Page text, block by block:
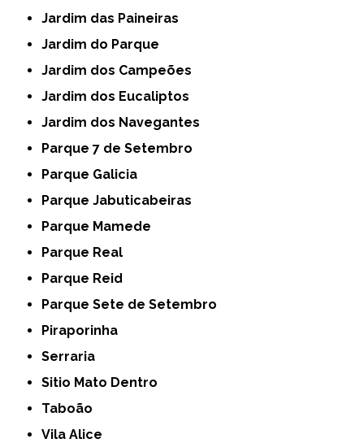
Jardim das Paineiras
Jardim do Parque
Jardim dos Campeões
Jardim dos Eucaliptos
Jardim dos Navegantes
Parque 7 de Setembro
Parque Galicia
Parque Jabuticabeiras
Parque Mamede
Parque Real
Parque Reid
Parque Sete de Setembro
Piraporinha
Serraria
Sitio Mato Dentro
Taboão
Vila Alice